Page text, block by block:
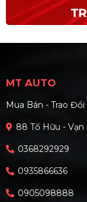
MT AUTO
Mua Bán - Trao Đổi
88 Tố Hữu -
0368292929
0935866636
0905098888